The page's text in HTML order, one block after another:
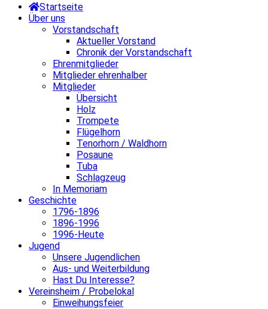
Startseite
Über uns
Vorstandschaft
Aktueller Vorstand
Chronik der Vorstandschaft
Ehrenmitglieder
Mitglieder ehrenhalber
Mitglieder
Übersicht
Holz
Trompete
Flügelhorn
Tenorhorn / Waldhorn
Posaune
Tuba
Schlagzeug
In Memoriam
Geschichte
1796-1896
1896-1996
1996-Heute
Jugend
Unsere Jugendlichen
Aus- und Weiterbildung
Hast Du Interesse?
Vereinsheim / Probelokal
Einweihungsfeier